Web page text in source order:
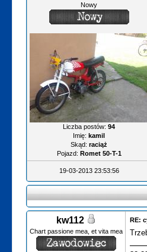
Nowy
Liczba postów:94
Imię: kamil
Skąd: raciąż
Pojazd: Romet 50-T-1
19-03-2013 23:53:56
kw112
Chart passione mea, et vita mea
RE: